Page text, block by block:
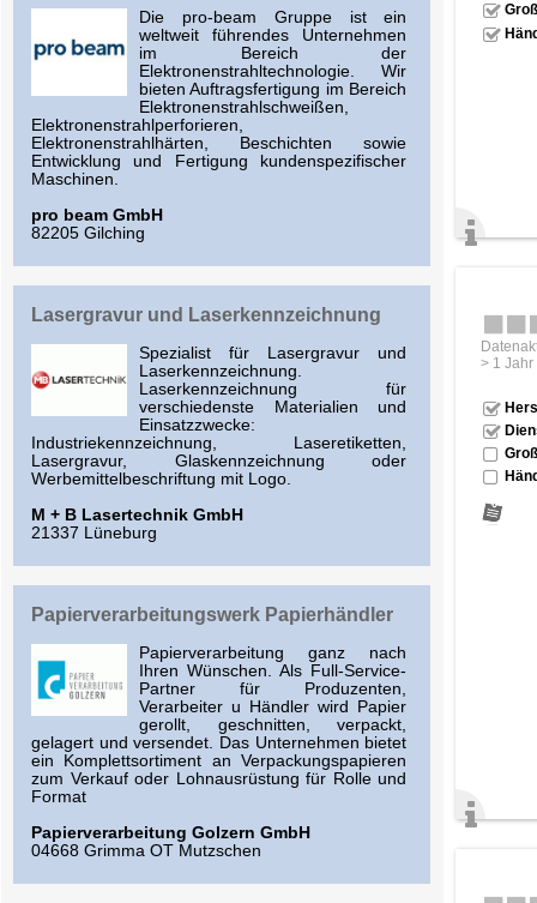
Die pro-beam Gruppe ist ein
weltweit führendes Unternehmen
im Bereich der
Elektronenstrahltechnologie. Wir
bieten Auftragsfertigung im Bereich
Elektronenstrahlschweißen,
Elektronenstrahlperforieren,
Elektronenstrahlhärten, Beschichten sowie
Entwicklung und Fertigung kundenspezifischer
Maschinen.
pro beam GmbH
82205 Gilching
Lasergravur und Laserkennzeichnung
Spezialist für Lasergravur und
Laserkennzeichnung.
Laserkennzeichnung für
verschiedenste Materialien und
Einsatzzwecke:
Industriekennzeichnung, Laseretiketten,
Lasergravur, Glaskennzeichnung oder
Werbemittelbeschriftung mit Logo.
M + B Lasertechnik GmbH
21337 Lüneburg
Papierverarbeitungswerk Papierhändler
Papierverarbeitung ganz nach
Ihren Wünschen. Als Full-Service-
Partner für Produzenten,
Verarbeiter u Händler wird Papier
gerollt, geschnitten, verpackt,
gelagert und versendet. Das Unternehmen bietet
ein Komplettsortiment an Verpackungspapieren
zum Verkauf oder Lohnausrüstung für Rolle und
Format
Papierverarbeitung Golzern GmbH
04668 Grimma OT Mutzschen
> 1 Jahr